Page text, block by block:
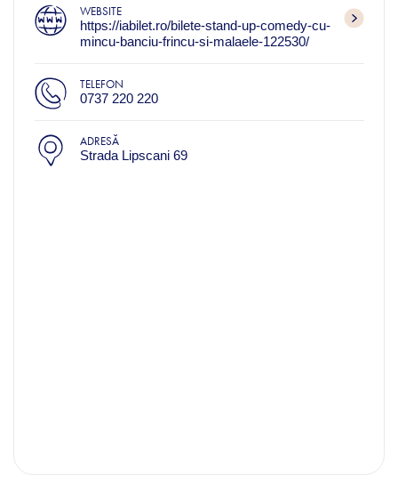
WEBSITE
https://iabilet.ro/bilete-stand-up-comedy-cu-
mincu-banciu-frincu-si-malaele-122530/
TELEFON
0737 220 220
ADRESĂ
Strada Lipscani 69